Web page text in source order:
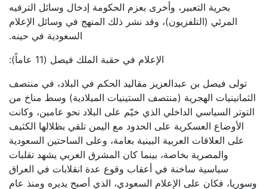
بحرية التعبير، وأخرى بعزم الحكومة إدخال وسائل الترفيه
المرئي (التلفزيون)، وقد نشر ذلك المنهج في وسائل الإعلام
السعودية في حينه.
الإعلام في حقبة الملك فيصل (11 عاماً):
تولى فيصل بن عبدالعزيز مقاليد الحكم في البلاد، في منتصف
الثمانينيات الهجرية (منتصف الستينيات الميلادية) وسط مناخ من
التوتر السياسي الداخلي الذي خيّم على البلاد نحو عامين، وكانت
الأوضاع العسكرية على الحدود مع اليمن تلقي بظلالها الكثيف
على العلاقات العربية البينية بعامة، وعلى الساحتين السعودية
والمصرية بخاصة، بينما كان المشرق العربي يشهد تقلبات
سياسية ساخنة في أعقاب وقوع عدة انقلابات في العراق
وسوريا، فكان على الإعلام السعودي، الذي أصبح يديره ومنذ عام